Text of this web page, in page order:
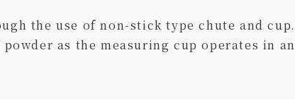
the use of non-stick type chute and cup.
as the measuring cup operates in an